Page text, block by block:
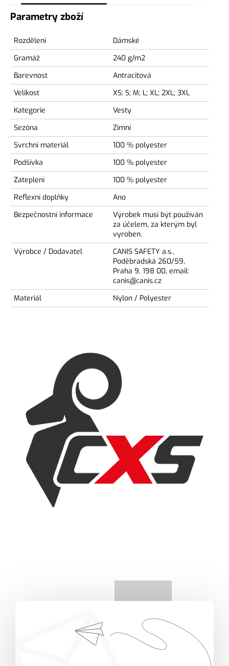
Parametry zboží
Rozdělení
Dámské
Gramáž
240 g/m2
Barevnost
Antracitová
Velikost
XS; S; M; L; XL; 2XL; 3XL
Kategorie
Vesty
Sezóna
Zimní
Svrchní materiál
100 % polyester
Podšívka
100 % polyester
Zateplení
100 % polyester
Reflexní doplňky
Ano
Bezpečnostní informace
Výrobek musí být používán
za účelem, za kterým byl
vyroben.
Výrobce / Dodavatel
CANIS SAFETY a.s.,
Poděbradská 260/59,
Praha 9, 198 00, email:
canis@canis.cz
Materiál
Nylon / Polyester